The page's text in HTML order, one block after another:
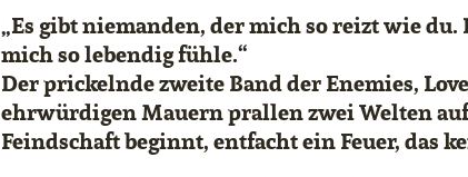
„Es gibt niemanden, der mich so reizt wie
mich so lebendig fühle.“
Der prickelnde zweite Band der Enemies,
ehrwürdigen Mauern prallen zwei Welten
Feindschaft beginnt, entfacht ein Feuer, das